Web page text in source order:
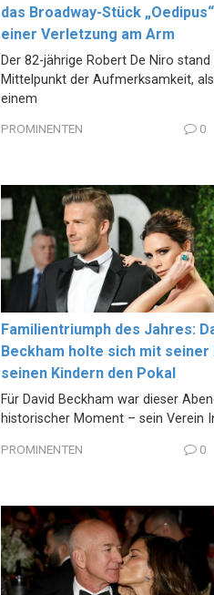
das Broadway-Stück
einer Verletzung am Arm
Der 82-jährige Robert De Niro stand
Mittelpunkt der Aufmerksamkeit,
einem
PROMINENTEN 0
Familientriumph des Jahres:
Beckham holte sich mit seiner
seinen Kindern den Pokal
Für David Beckham war dieser
historischer Moment – sein Verein
PROMINENTEN 0